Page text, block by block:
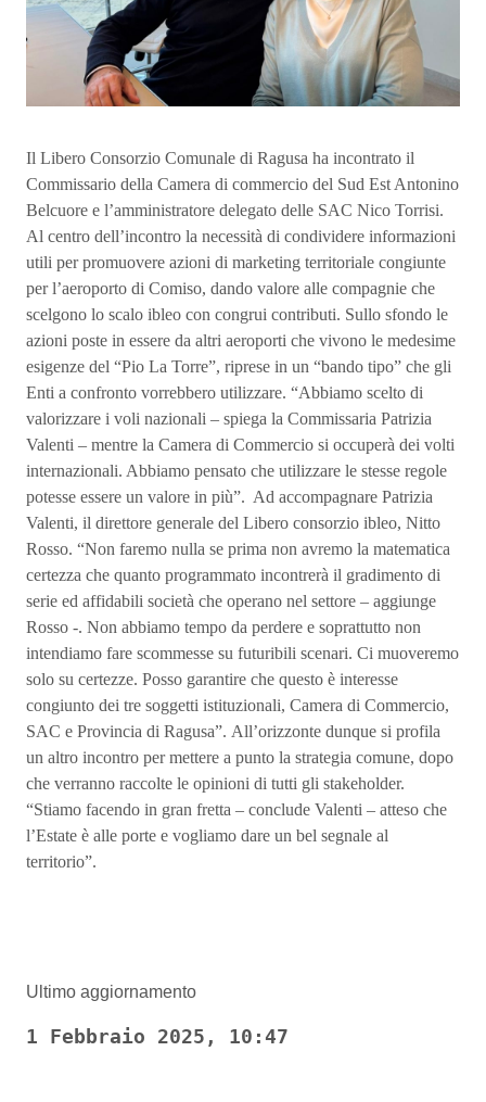
Il Libero Consorzio Comunale di Ragusa ha incontrato il
Commissario della Camera di commercio del Sud Est Antonino
Belcuore e l’amministratore delegato delle SAC Nico Torrisi.
Al centro dell’incontro la necessità di condividere informazioni
utili per promuovere azioni di marketing territoriale congiunte
per l’aeroporto di Comiso, dando valore alle compagnie che
scelgono lo scalo ibleo con congrui contributi. Sullo sfondo le
azioni poste in essere da altri aeroporti che vivono le medesime
esigenze del “Pio La Torre”, riprese in un “bando tipo” che gli
Enti a confronto vorrebbero utilizzare. “Abbiamo scelto di
valorizzare i voli nazionali – spiega la Commissaria Patrizia
Valenti – mentre la Camera di Commercio si occuperà dei volti
internazionali. Abbiamo pensato che utilizzare le stesse regole
potesse essere un valore in più”. Ad accompagnare Patrizia
Valenti, il direttore generale del Libero consorzio ibleo, Nitto
Rosso. “Non faremo nulla se prima non avremo la matematica
certezza che quanto programmato incontrerà il gradimento di
serie ed affidabili società che operano nel settore – aggiunge
Rosso -. Non abbiamo tempo da perdere e soprattutto non
intendiamo fare scommesse su futuribili scenari. Ci muoveremo
solo su certezze. Posso garantire che questo è interesse
congiunto dei tre soggetti istituzionali, Camera di Commercio,
SAC e Provincia di Ragusa”. All’orizzonte dunque si profila
un altro incontro per mettere a punto la strategia comune, dopo
che verranno raccolte le opinioni di tutti gli stakeholder.
“Stiamo facendo in gran fretta – conclude Valenti – atteso che
l’Estate è alle porte e vogliamo dare un bel segnale al
territorio”.
Ultimo aggiornamento
1 Febbraio 2025, 10:47